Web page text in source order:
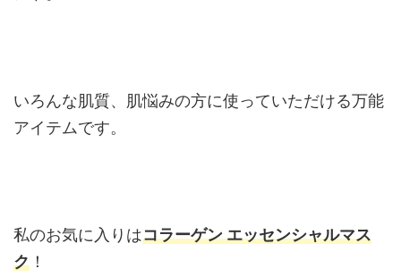
いろんな肌質、肌悩みの方に使っていただける万能
アイテムです。
私のお気に入りはコラーゲン エッセンシャルマス
ク ！